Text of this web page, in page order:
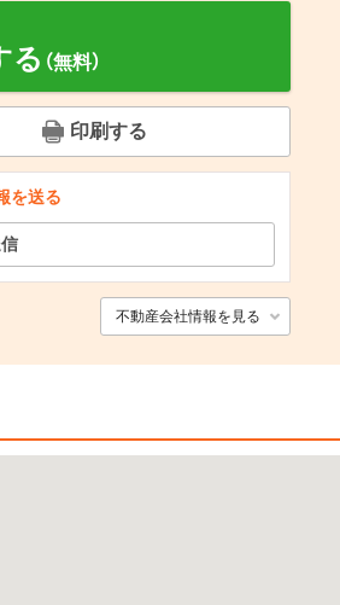
る （無料）
印刷する
を送る
不動産会社情報を見る